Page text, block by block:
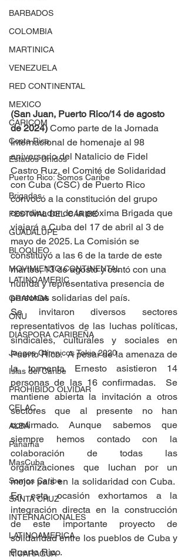
BARBADOS
COLOMBIA
MARTINICA
VENEZUELA
RED CONTINENTAL
MEXICO
CARICOM
Costa Rica
Estados Unidos
Puerto Rico: Somos Caribe
Brigadas
FESTIVAL DEL CARIBE
GUADALUPE
BLOQUEO
MOVIMIENTO CONTINENTAL
LATINOAMERIC
GRANADA
ONU
DIÁSPORA CARIBEÑA
Juegos Olímpicos Tokio 2020
Islas del Caribe
PROHIBIDO OLVIDAR
CELAC
ALBA
Panamá
MasCuba
Somos Caribe
SANTA CRUZ
INTERNACIONALES
LATINOAMERICA
NICARAGUA
(San Juan, Puerto Rico/14 de agosto
de 2024) Como parte de la Jornada
Internacional de homenaje al 98
aniversario del Natalicio de Fidel
Castro Ruz, el Comité de Solidaridad
con Cuba (CSC) de Puerto Rico
convocó a la constitución del grupo
coordinador de la próxima Brigada que
viajará a Cuba del 17 de abril al 3 de
mayo de 2025. La Comisión se
constituyó a las 6 de la tarde de este
martes, 13 de agosto y contó con una
nutrida y representativa presencia de
personas solidarias del país.
Se invitaron diversos sectores
representativos de las luchas políticas,
sindicales, culturales y sociales en
Puerto Rico.  A pesar de la amenaza de
la tormenta Ernesto asistieron 14
personas de las 16 confirmadas.  Se
mantiene abierta la invitación a otros
sectores que al presente no han
confirmado. Aunque sabemos que
siempre hemos contado con la
colaboración de todas las
organizaciones que luchan por un
mejor país en la solidaridad con Cuba.
En esta ocasión exhortamos a la
integración directa en la construcción
de este importante proyecto de
solidaridad entre los pueblos de Cuba y
Puerto Rico.